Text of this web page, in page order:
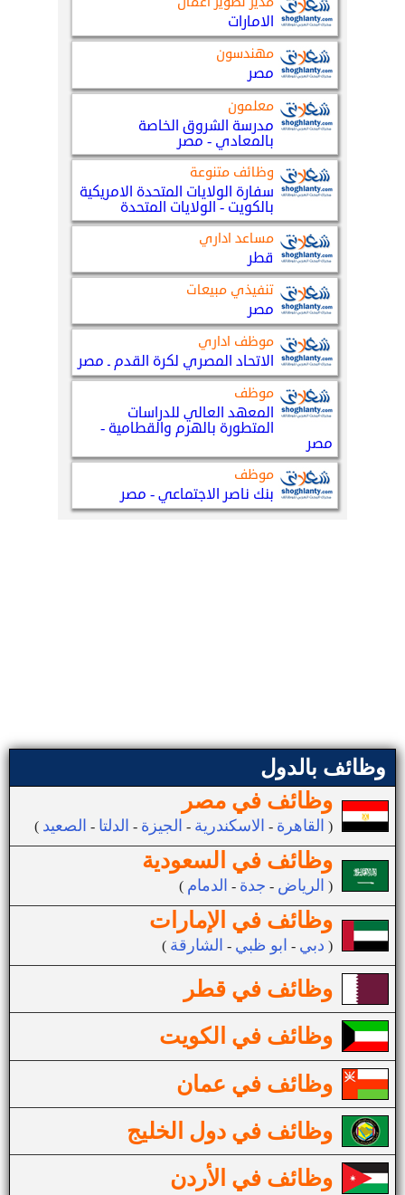
وظائف بالدول
وظائف في مصر
( القاهرة - الاسكندرية - الجيزة - الدلتا - الصعيد )
وظائف في السعودية
( الرياض - جدة - الدمام )
وظائف في الإمارات
( دبي - ابو ظبي - الشارقة )
وظائف في قطر
وظائف في الكويت
وظائف في عمان
وظائف في دول الخليج
وظائف في الأردن